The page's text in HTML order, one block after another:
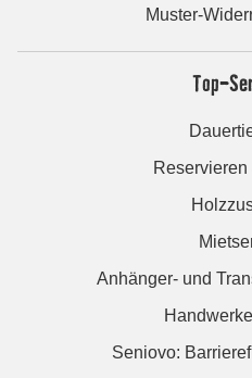
Muster-
Top-
Anhänger- und
Seniovo: